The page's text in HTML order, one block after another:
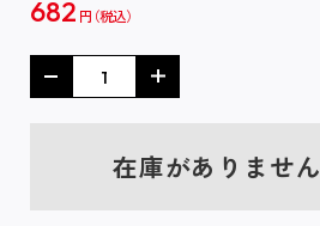
682 円
在庫がありません